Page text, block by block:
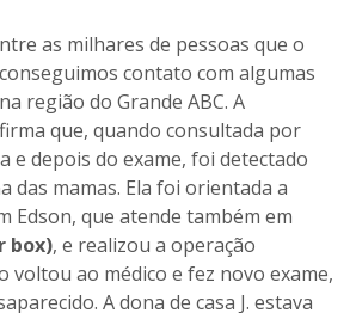
as milhares de pessoas que o
contato com algumas
região do Grande ABC. A
que, quando consultada por
e depois do exame, foi detectado
das mamas. Ela foi orientada a
Edson, que atende também em
box), e realizou a operação
voltou ao médico e fez novo exame,
A dona de casa J. estava